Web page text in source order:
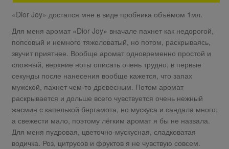
«Dior Joy» достался мне в виде пробника объёмом 1мл.
Для меня аромат «Dior Joy» вначале пахнет как недорогой,
попсовый и немного тяжеловатый, но потом, раскрываясь,
звучит приятнее. Вообще аромат одновременно простой и
сложный, верхние ноты описать очень трудно, в первые
секунды после нанесения вообще кажется, что запах
мужской, пахнет чем-то древесным. Потом аромат
раскрывается и дольше всего чувствуется очень нежный
жасмин с капелькой бергамота, но мускуса и сандала много,
а свежести мало, поэтому лёгким аромат я бы не назвала.
Для меня пудровая, цветочно-мускусная, сладковатая
водичка. Роз, цитрусов и фруктов я не чувствую совсем.